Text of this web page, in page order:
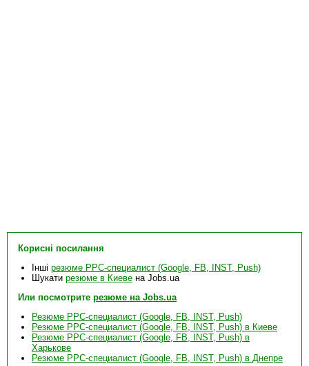
Корисні посилання
Інші резюме PPC-специалист (Google, FB, INST, Push)
Шукати резюме в Киеве на Jobs.ua
Или посмотрите резюме на Jobs.ua
Резюме PPC-специалист (Google, FB, INST, Push)
Резюме PPC-специалист (Google, FB, INST, Push) в Киеве
Резюме PPC-специалист (Google, FB, INST, Push) в
Харькове
Резюме PPC-специалист (Google, FB, INST, Push) в Днепре